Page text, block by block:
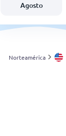
España
Argentina
Agosto
Norteamérica